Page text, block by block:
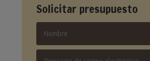
Solicitar presupuesto